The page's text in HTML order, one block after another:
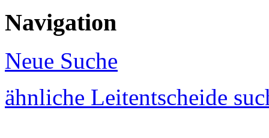
Navigation
Neue Suche
ähnliche Leitentscheide